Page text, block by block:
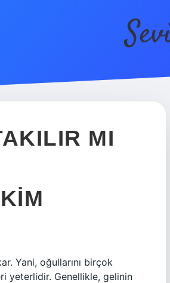
MI
Yani, oğullarını birçok
yeterlidir. Genellikle, gelinin